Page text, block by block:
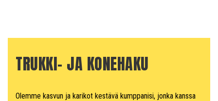
TRUKKI- JA KONEHAKU
Olemme kasvun ja karikot kestävä kumppanisi, jonka kanssa